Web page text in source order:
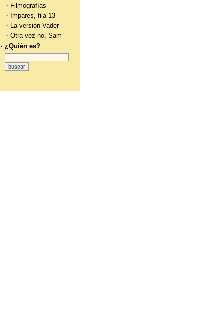
· Filmografías
· Impares, fila 13
· La versión Vader
· Otra vez no, Sam
· ¿Quién es?